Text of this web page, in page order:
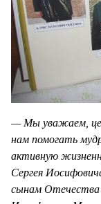
— Мы уважаем,
нам помогать
активную
Сергея
сынам Отечества